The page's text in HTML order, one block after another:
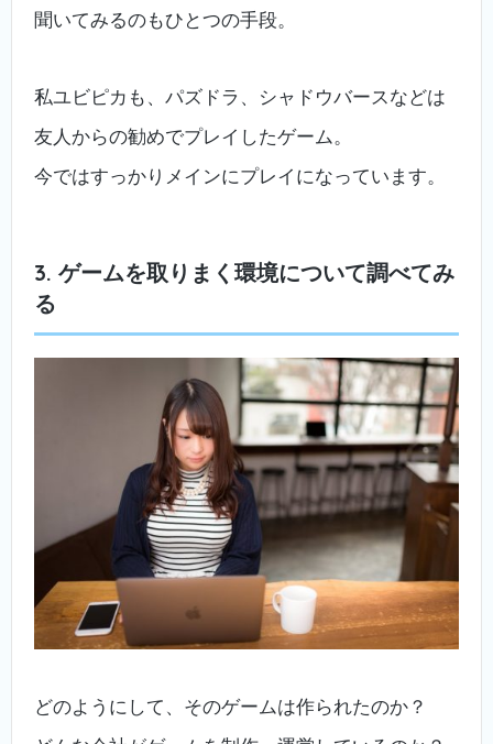
聞いてみるのもひとつの手段。
私ユビピカも、パズドラ、シャドウバースなどは
友人からの勧めでプレイしたゲーム。
今ではすっかりメインにプレイになっています。
3. ゲームを取りまく環境について調べてみ
る
どのようにして、そのゲームは作られたのか？